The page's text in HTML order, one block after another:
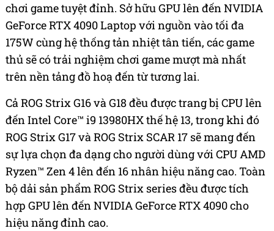
chơi game tuyệt đỉnh. Sở hữu GPU lên đến NVIDIA
GeForce RTX 4090 Laptop với nguồn vào tối đa
175W cùng hệ thống tản nhiệt tân tiến, các game
thủ sẽ có trải nghiệm chơi game mượt mà nhất
trên nền tảng đồ hoạ đến từ tương lai.
Cả ROG Strix G16 và G18 đều được trang bị CPU lên
đến Intel Core™ i9 13980HX thế hệ 13, trong khi đó
ROG Strix G17 và ROG Strix SCAR 17 sẽ mang đến
sự lựa chọn đa dạng cho người dùng với CPU AMD
Ryzen™ Zen 4 lên đến 16 nhân hiệu năng cao. Toàn
bộ dải sản phẩm ROG Strix series đều được tích
hợp GPU lên đến NVIDIA GeForce RTX 4090 cho
hiệu năng đỉnh cao.